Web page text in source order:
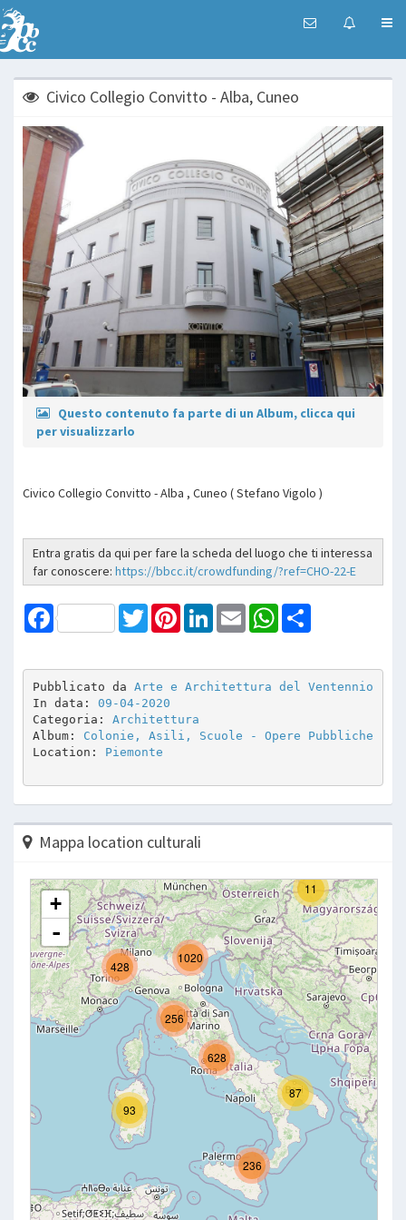
Civico Collegio Convitto - Alba, Cuneo
Questo contenuto fa parte di un Album, clicca qui
per visualizzarlo
Civico Collegio Convitto - Alba , Cuneo ( Stefano Vigolo )
Entra gratis da qui per fare la scheda del luogo che ti interessa
far conoscere: https://bbcc.it/crowdfunding/?ref=CHO-22-E
Facebook TwitterPinterestLinkedInEmail WhatsApp
Pubblicato da Arte e Architettura del Ventennio
In data: 09-04-2020
Categoria: Architettura
Album: Colonie, Asili, Scuole - Opere Pubbliche
Location: Piemonte
Mappa location culturali